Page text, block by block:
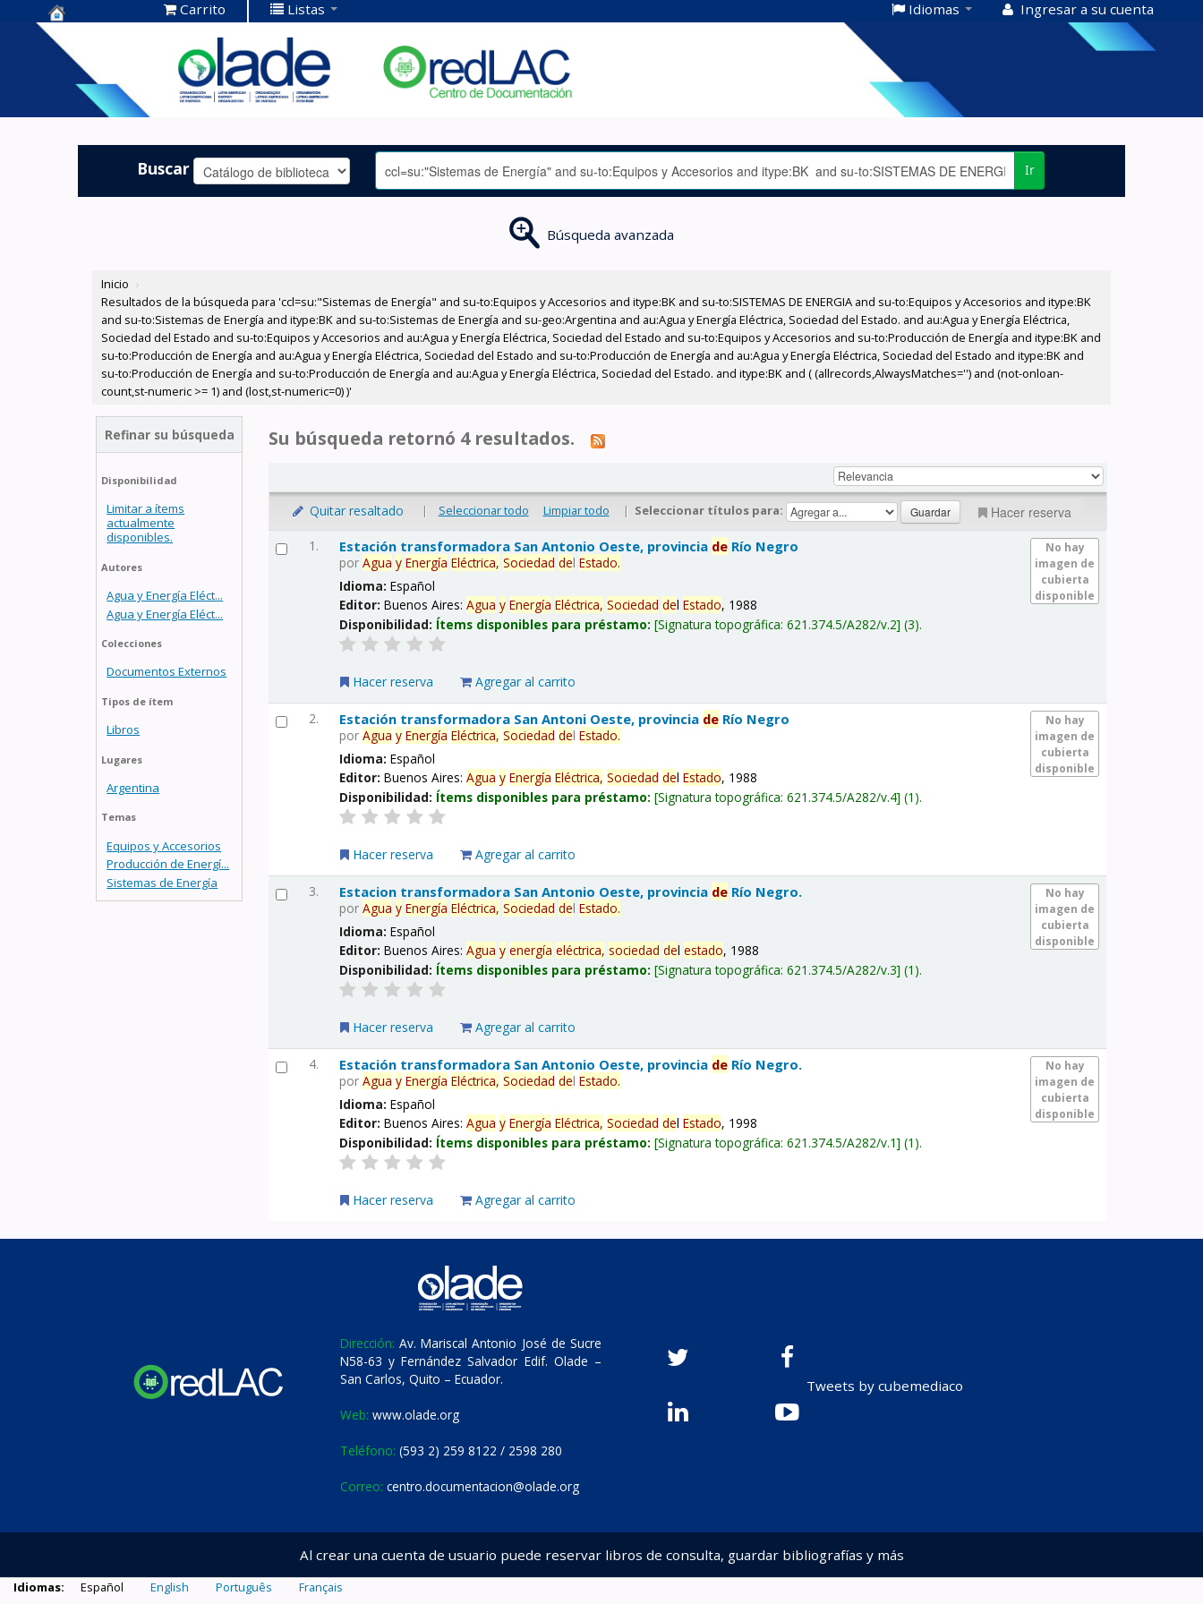
Centro de
Documentación
OLADE -
Carrito Listas Idiomas Ingresar a su cuenta
Buscar Ir
Búsqueda avanzada
Inicio ›
Resultados de la búsqueda para 'ccl=su:"Sistemas de Energía" and su-to:Equipos y Accesorios and itype:BK and su-to:SISTEMAS DE ENERGIA and su-to:Equipos y Accesorios and itype:BK
and su-to:Sistemas de Energía and itype:BK and su-to:Sistemas de Energía and su-geo:Argentina and au:Agua y Energía Eléctrica, Sociedad del Estado. and au:Agua y Energía Eléctrica,
Sociedad del Estado and su-to:Equipos y Accesorios and au:Agua y Energía Eléctrica, Sociedad del Estado and su-to:Equipos y Accesorios and su-to:Producción de Energía and itype:BK and
su-to:Producción de Energía and au:Agua y Energía Eléctrica, Sociedad del Estado and su-to:Producción de Energía and au:Agua y Energía Eléctrica, Sociedad del Estado and itype:BK and
su-to:Producción de Energía and su-to:Producción de Energía and au:Agua y Energía Eléctrica, Sociedad del Estado. and itype:BK and ( (allrecords,AlwaysMatches='') and (not-onloan-
count,st-numeric >= 1) and (lost,st-numeric=0) )'
Refinar su búsqueda
Disponibilidad
Limitar a ítems
actualmente
disponibles.
Autores
Agua y Energía Eléct...
Agua y Energía Eléct...
Colecciones
Documentos Externos
Tipos de ítem
Libros
Lugares
Argentina
Temas
Equipos y Accesorios
Producción de Energí...
Sistemas de Energía
Su búsqueda retornó 4 resultados.
Quitar resaltado | Seleccionar todo Limpiar todo | Seleccionar títulos para: Hacer reserva
1.
No hay
imagen de
cubierta
disponible
Estación transformadora San Antonio Oeste, provincia de Río Negro
porAgua y Energía Eléctrica, Sociedad delEstado.
Idioma:Español
Editor:Buenos Aires:Agua y Energía Eléctrica, Sociedad delEstado, 1988
Disponibilidad: Ítems disponibles para préstamo: Signatura topográfica:621.374.5/A282/v.2 (3).
Hacer reserva Agregar al carrito
2.
No hay
imagen de
cubierta
disponible
Estación transformadora San Antoni Oeste, provincia de Río Negro
porAgua y Energía Eléctrica, Sociedad delEstado.
Idioma:Español
Editor:Buenos Aires:Agua y Energía Eléctrica, Sociedad delEstado, 1988
Disponibilidad: Ítems disponibles para préstamo: Signatura topográfica:621.374.5/A282/v.4 (1).
Hacer reserva Agregar al carrito
3.
No hay
imagen de
cubierta
disponible
Estacion transformadora San Antonio Oeste, provincia de Río Negro.
porAgua y Energía Eléctrica, Sociedad delEstado.
Idioma:Español
Editor:Buenos Aires:Agua y energía eléctrica, sociedad delestado, 1988
Disponibilidad: Ítems disponibles para préstamo: Signatura topográfica:621.374.5/A282/v.3 (1).
Hacer reserva Agregar al carrito
4.
No hay
imagen de
cubierta
disponible
Estación transformadora San Antonio Oeste, provincia de Río Negro.
porAgua y Energía Eléctrica, Sociedad delEstado.
Idioma:Español
Editor:Buenos Aires:Agua y Energía Eléctrica, Sociedad delEstado, 1998
Disponibilidad: Ítems disponibles para préstamo: Signatura topográfica:621.374.5/A282/v.1 (1).
Hacer reserva Agregar al carrito
Dirección: Av. Mariscal Antonio José de Sucre
N58-63 y Fernández Salvador Edif. Olade –
San Carlos, Quito – Ecuador.
Web: www.olade.org
Teléfono: (593 2) 259 8122 / 2598 280
Correo: centro.documentacion@olade.org
Tweets by cubemediaco
Al crear una cuenta de usuario puede reservar libros de consulta, guardar bibliografías y más
Idiomas: Español English Português Français